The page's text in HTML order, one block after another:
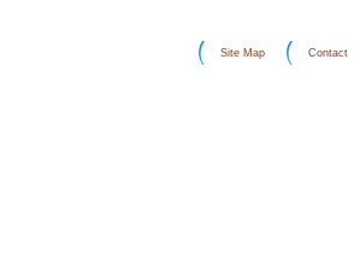
Site Map Contact